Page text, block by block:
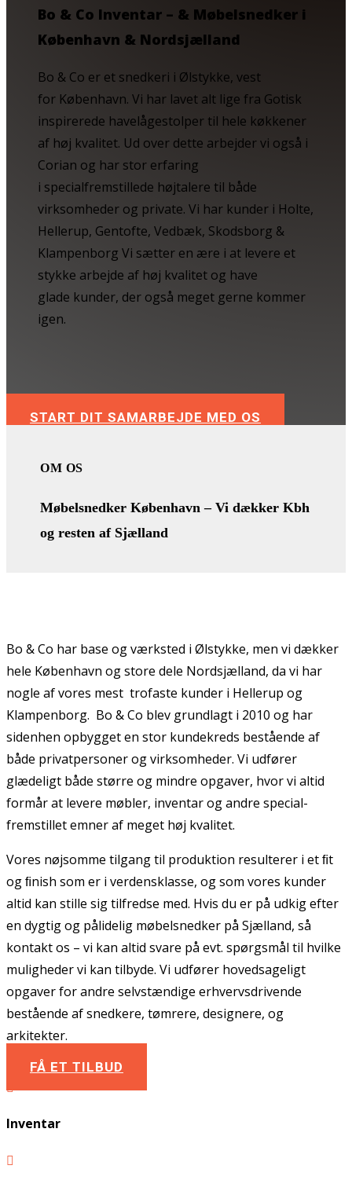
Bo & Co Inventar – & Møbelsnedker i
København & Nordsjælland
Bo & Co er et snedkeri i Ølstykke, vest
for København. Vi har lavet alt lige fra Gotisk
inspirerede havelågestolper til hele køkkener
af høj kvalitet. Ud over dette arbejder vi også i
Corian og har stor erfaring
i specialfremstillede højtalere til både
virksomheder og private. Vi har kunder i Holte,
Hellerup, Gentofte, Vedbæk, Skodsborg &
Klampenborg Vi sætter en ære i at levere et
stykke arbejde af høj kvalitet og have
glade kunder, der også meget gerne kommer
igen.
START DIT SAMARBEJDE MED OS
OM OS
Møbelsnedker København – Vi dækker Kbh
og resten af Sjælland
Bo & Co har base og værksted i Ølstykke, men vi dækker
hele København og store dele Nordsjælland, da vi har
nogle af vores mest trofaste kunder i Hellerup og
Klampenborg. Bo & Co blev grundlagt i 2010 og har
sidenhen opbygget en stor kundekreds bestående af
både privatpersoner og virksomheder. Vi udfører
glædeligt både større og mindre opgaver, hvor vi altid
formår at levere møbler, inventar og andre special-
fremstillet emner af meget høj kvalitet.
Vores nøjsomme tilgang til produktion resulterer i et ﬁt
og ﬁnish som er i verdensklasse, og som vores kunder
altid kan stille sig tilfredse med. Hvis du er på udkig efter
en dygtig og pålidelig møbelsnedker på Sjælland, så
kontakt os – vi kan altid svare på evt. spørgsmål til hvilke
muligheder vi kan tilbyde. Vi udfører hovedsageligt
opgaver for andre selvstændige erhvervsdrivende
bestående af snedkere, tømrere, designere, og
arkitekter.
FÅ ET TILBUD

Inventar
